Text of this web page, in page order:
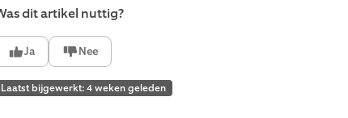
dit artikel nuttig?
Ja Nee
Laatst bijgewerkt: 4 weken geleden